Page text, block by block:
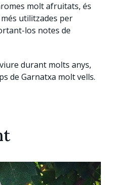
molt afruitats, és
utilitzades per
los notes de
durant molts anys,
de Garnatxa molt vells.